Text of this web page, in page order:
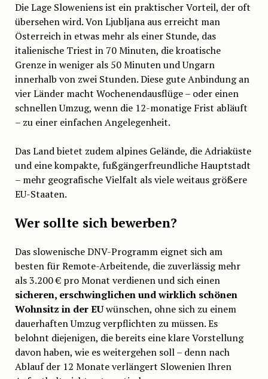
Die Lage Sloweniens ist ein praktischer Vorteil, der oft
übersehen wird. Von Ljubljana aus erreicht man
Österreich in etwas mehr als einer Stunde, das
italienische Triest in 70 Minuten, die kroatische
Grenze in weniger als 50 Minuten und Ungarn
innerhalb von zwei Stunden. Diese gute Anbindung an
vier Länder macht Wochenendausflüge – oder einen
schnellen Umzug, wenn die 12-monatige Frist abläuft
– zu einer einfachen Angelegenheit.
Das Land bietet zudem alpines Gelände, die Adriaküste
und eine kompakte, fußgängerfreundliche Hauptstadt
– mehr geografische Vielfalt als viele weitaus größere
EU-Staaten.
Wer sollte sich bewerben?
Das slowenische DNV-Programm eignet sich am
besten für Remote-Arbeitende, die zuverlässig mehr
als 3.200 € pro Monat verdienen und sich einen
sicheren, erschwinglichen und wirklich schönen
Wohnsitz in der EUwünschen, ohne sich zu einem
dauerhaften Umzug verpflichten zu müssen. Es
belohnt diejenigen, die bereits eine klare Vorstellung
davon haben, wie es weitergehen soll – denn nach
Ablauf der 12 Monate verlängert Slowenien Ihren